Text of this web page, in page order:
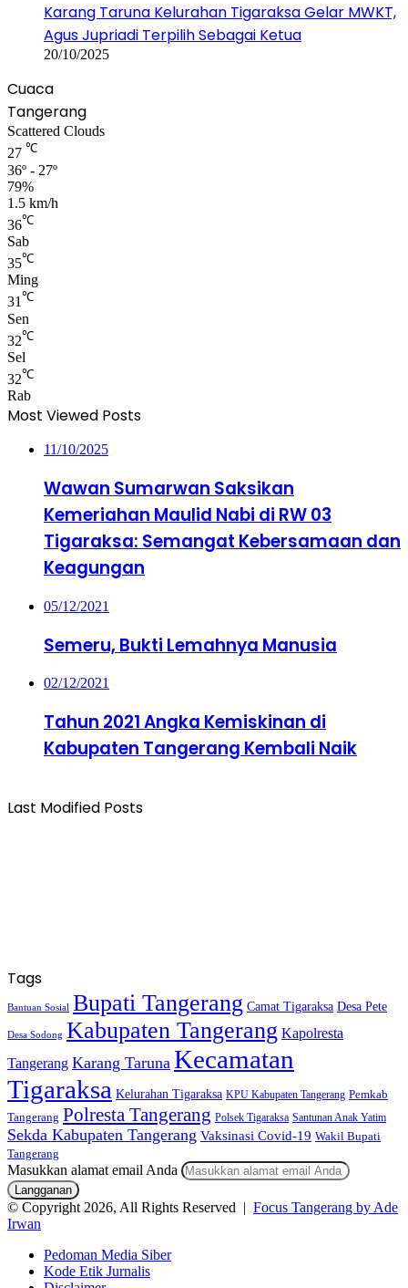
Karang Taruna Kelurahan Tigaraksa Gelar MWKT,
Agus Jupriadi Terpilih Sebagai Ketua
20/10/2025
Cuaca
Tangerang
Scattered Clouds
27 ℃
36º - 27º
79%
1.5 km/h
36℃
Sab
35℃
Ming
31℃
Sen
32℃
Sel
32℃
Rab
Most Viewed Posts
11/10/2025
Wawan Sumarwan Saksikan
Kemeriahan Maulid Nabi di RW 03
Tigaraksa: Semangat Kebersamaan dan
Keagungan
05/12/2021
Semeru, Bukti Lemahnya Manusia
02/12/2021
Tahun 2021 Angka Kemiskinan di
Kabupaten Tangerang Kembali Naik
Last Modified Posts
Tags
Bantuan Sosial Bupati Tangerang Camat Tigaraksa Desa Pete
Desa Sodong Kabupaten Tangerang Kapolresta
Tangerang Karang Taruna Kecamatan
Tigaraksa Kelurahan Tigaraksa KPU Kabupaten Tangerang Pemkab
Tangerang Polresta Tangerang Polsek Tigaraksa Santunan Anak Yatim
Sekda Kabupaten Tangerang Vaksinasi Covid-19 Wakil Bupati
Tangerang
Masukkan alamat email Anda
© Copyright 2026, All Rights Reserved | Focus Tangerang by Ade
Irwan
Pedoman Media Siber
Kode Etik Jurnalis